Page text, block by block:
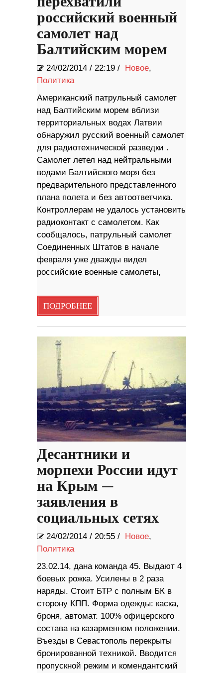
российский военный
самолет над
Балтийским морем
24/02/2014 / 22:19 / Новое,
Политика
Американский патрульный самолет
над Балтийским морем вблизи
территориальных водах Латвии
обнаружил русский военный самолет
для радиотехнической разведки .
Самолет летел над нейтральными
водами Балтийского моря без
предварительного представленного
плана полета и без автоответчика.
Контроллерам не удалось установить
радиоконтакт с самолетом. Как
сообщалось, патрульный самолет
Соединенных Штатов в начале
февраля уже дважды видел
российские военные самолеты,
ПОДРОБНЕЕ
Десантники и
морпехи России идут
на Крым —
заявления в
социальных сетях
24/02/2014 / 20:55 / Новое,
Политика
23.02.14, дана команда 45. Выдают 4
боевых рожка. Усилены в 2 раза
наряды. Стоит БТР с полным БК в
сторону КПП. Форма одежды: каска,
броня, автомат. 100% офицерского
состава на казарменном положении.
Въезды в Севастополь перекрыты
бронированной техникой. Вводится
пропускной режим и комендантский